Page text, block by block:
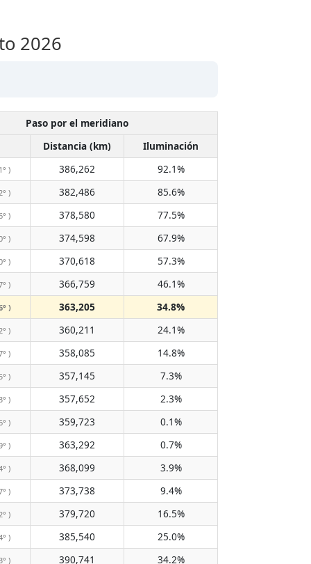
2026
Paso por el meridiano
Distancia (km)
Iluminación
) 386,262 92.1%
) 382,486 85.6%
) 378,580 77.5%
) 374,598 67.9%
) 370,618 57.3%
) 366,759 46.1%
) 363,205 34.8%
) 360,211 24.1%
) 358,085 14.8%
) 357,145 7.3%
) 357,652 2.3%
) 359,723 0.1%
) 363,292 0.7%
) 368,099 3.9%
) 373,738 9.4%
) 379,720 16.5%
) 385,540 25.0%
) 390,741 34.2%